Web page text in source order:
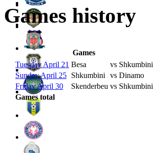
Games history
Games
Tuesday April 21 Besa vs Shkumbini
Sunday April 25 Shkumbini vs Dinamo
Friday April 30
Skenderbeu vs Shkumbini
Games total